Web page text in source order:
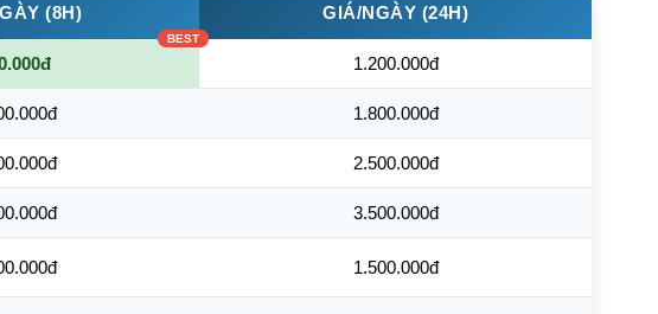
(8H) GIÁ/NGÀY (24H)
1.200.000đ
1.800.000đ
2.500.000đ
3.500.000đ
1.500.000đ